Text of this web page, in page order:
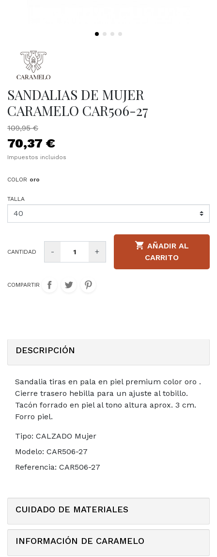
SANDALIAS DE MUJER
CARAMELO CAR506-27
109,95 €
70,37 €
Impuestos incluidos
COLOR oro
TALLA
CANTIDAD - +

CARRITO
COMPARTIR
DESCRIPCIÓN
Sandalia tiras en pala en piel premium color oro .
Cierre trasero hebilla para un ajuste al tobillo.
Tacón forrado en piel al tono altura aprox. 3 cm.
Forro piel.
Tipo: CALZADO Mujer
Modelo: CAR506-27
Referencia: CAR506-27
CUIDADO DE MATERIALES
INFORMACIÓN DE CARAMELO